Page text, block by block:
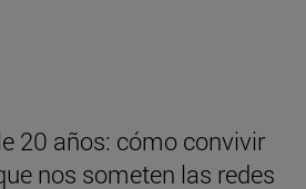
20 años: cómo convivir
nos someten las redes